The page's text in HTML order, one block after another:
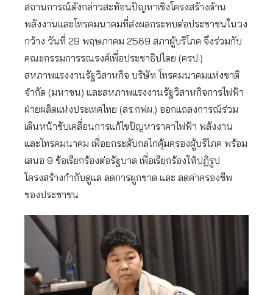
สถานการณ์ดังกล่าวสะท้อนปัญหาเชิงโครงสร้างด้าน
พลังงานและโทรคมนาคมที่ส่งผลกระทบต่อประชาชนในวง
กว้าง วันที่ 29 พฤษภาคม 2569 สภาผู้บริโภค จึงร่วมกับ
คณะกรรมการรณรงค์เพื่อประชาธิปไตย (ครป.)
สหภาพแรงงานรัฐวิสาหกิจ บริษัท โทรคมนาคมแห่งชาติ
จำกัด (มหาชน) และสหภาพแรงงานรัฐวิสาหกิจการไฟฟ้า
ฝ่ายผลิตแห่งประเทศไทย (สร.กฟผ.) ออกแถลงการณ์ร่วม
เดินหน้าขับเคลื่อนการแก้ไขปัญหาราคาไฟฟ้า พลังงาน
และโทรคมนาคม เพื่อยกระดับกลไกคุ้มครองผู้บริโภค พร้อม
เสนอ 9 ข้อเรียกร้องต่อรัฐบาล เพื่อเรียกร้องให้ปฏิรูป
โครงสร้างกำกับดูแล ลดการผูกขาด และ ลดค่าครองชีพ
ของประชาชน